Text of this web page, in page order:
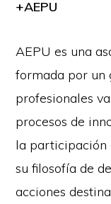
+AEPU
AEPU es una
formada por un
profesionales
procesos de
la participación
su filosofía de
acciones